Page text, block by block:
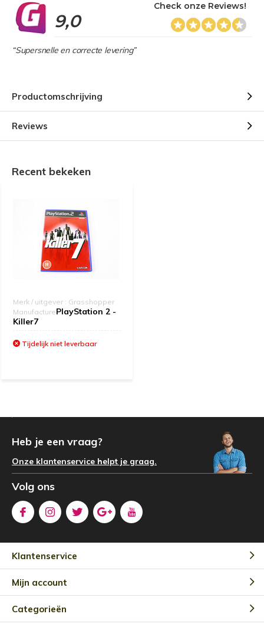
9,0
Check onze Reviews!
“Supersnelle en correcte levering”
Productomschrijving
Reviews
Recent bekeken
Merk / uitgever : Grasshopper
ManufacturePlayStation 2 -
Killer7
Tijdelijk niet leverbaar
Heb je een vraag?
Onze klantenservice helpt je graag.
Volg ons
Klantenservice
Mijn account
Categorieën